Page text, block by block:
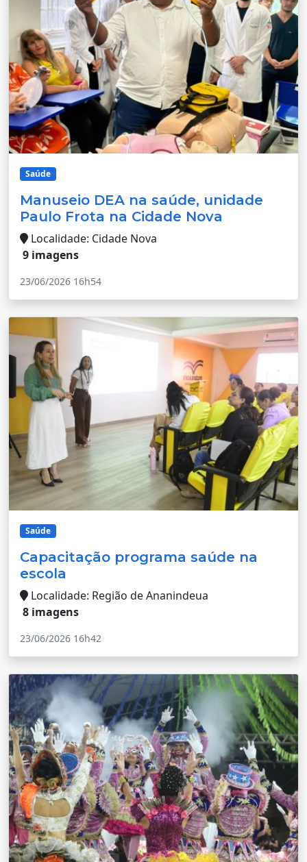
Saúde
Manuseio DEA na saúde, unidade
Paulo Frota na Cidade Nova
Localidade: Cidade Nova
9 imagens
23/06/2026 16h54
Saúde
Capacitação programa saúde na
escola
Localidade: Região de Ananindeua
8 imagens
23/06/2026 16h42